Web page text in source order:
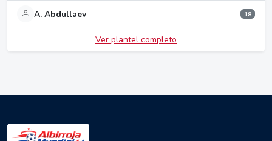
A. Abdullaev 18
Ver plantel completo